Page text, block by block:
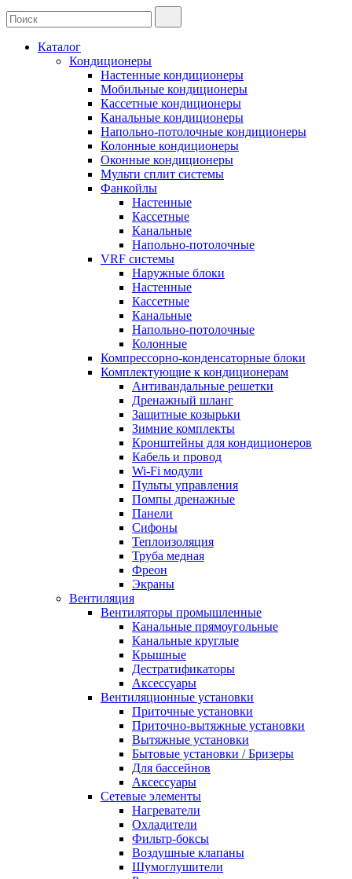
Каталог
Кондиционеры
Настенные кондиционеры
Мобильные кондиционеры
Кассетные кондиционеры
Канальные кондиционеры
Напольно-потолочные кондиционеры
Колонные кондиционеры
Оконные кондиционеры
Мульти сплит системы
Фанкойлы
Настенные
Кассетные
Канальные
Напольно-потолочные
VRF системы
Наружные блоки
Настенные
Кассетные
Канальные
Напольно-потолочные
Колонные
Компрессорно-конденсаторные блоки
Комплектующие к кондиционерам
Антивандальные решетки
Дренажный шланг
Защитные козырьки
Зимние комплекты
Кронштейны для кондиционеров
Кабель и провод
Wi-Fi модули
Пульты управления
Помпы дренажные
Панели
Сифоны
Теплоизоляция
Труба медная
Фреон
Экраны
Вентиляция
Вентиляторы промышленные
Канальные прямоугольные
Канальные круглые
Крышные
Дестратификаторы
Аксессуары
Вентиляционные установки
Приточные установки
Приточно-вытяжные установки
Вытяжные установки
Бытовые установки / Бризеры
Для бассейнов
Аксессуары
Сетевые элементы
Нагреватели
Охладители
Фильтр-боксы
Воздушные клапаны
Шумоглушители